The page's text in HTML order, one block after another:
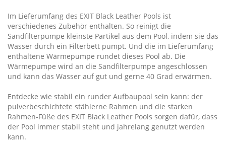
Im Lieferumfang des EXIT Black Leather Pools ist
verschiedenes Zubehör enthalten. So reinigt die
Sandfilterpumpe kleinste Partikel aus dem Pool, indem sie das
Wasser durch ein Filterbett pumpt. Und die im Lieferumfang
enthaltene Wärmepumpe rundet dieses Pool ab. Die
Wärmepumpe wird an die Sandfilterpumpe angeschlossen
und kann das Wasser auf gut und gerne 40 Grad erwärmen.
Entdecke wie stabil ein runder Aufbaupool sein kann: der
pulverbeschichtete stählerne Rahmen und die starken
Rahmen-Füße des EXIT Black Leather Pools sorgen dafür, dass
der Pool immer stabil steht und jahrelang genutzt werden
kann.